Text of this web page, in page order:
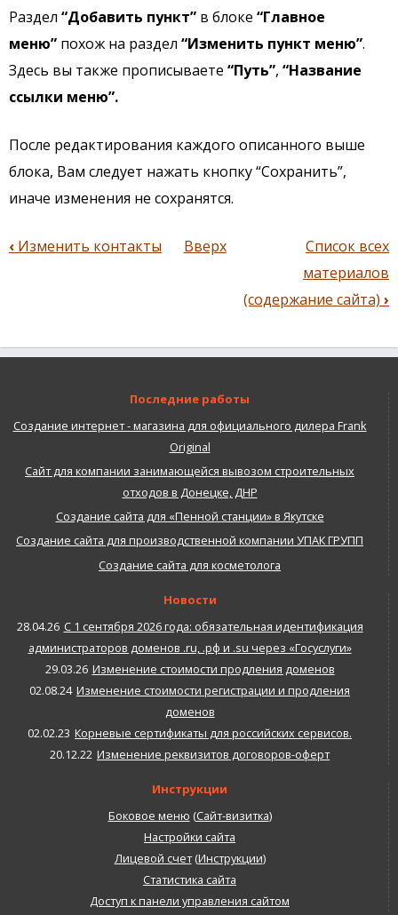
Раздел “Добавить пункт” в блоке “Главное
меню” похож на раздел “Изменить пункт меню”.
Здесь вы также прописываете “Путь”, “Название
ссылки меню”.
После редактирования каждого описанного выше
блока, Вам следует нажать кнопку “Сохранить”,
иначе изменения не сохранятся.
Перекрёстные
меню
‹ Изменить контакты Вверх
Список всех
материалов
(содержание сайта) ›
Последние работы
Создание интернет - магазина для официального дилера Frank
Original
Сайт для компании занимающейся вывозом строительных
отходов в Донецке, ДНР
Создание сайта для «Пенной станции» в Якутске
Создание сайта для производственной компании УПАК ГРУПП
Создание сайта для косметолога
Новости
28.04.26 С 1 сентября 2026 года: обязательная идентификация
администраторов доменов .ru, .рф и .su через «Госуслуги»
29.03.26 Изменение стоимости продления доменов
02.08.24 Изменение стоимости регистрации и продления
доменов
02.02.23 Корневые сертификаты для российских сервисов.
20.12.22 Изменение реквизитов договоров-оферт
Инструкции
Боковое меню (Сайт-визитка)
Настройки сайта
Лицевой счет(Инструкции)
Статистика сайта
Доступ к панели управления сайтом